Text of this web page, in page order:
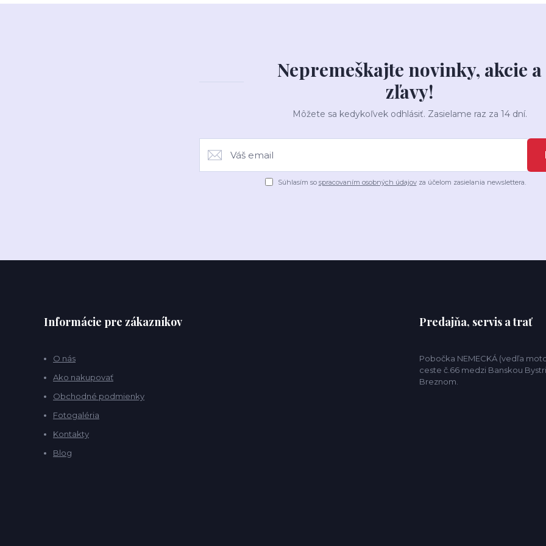
Nepremeškajte novinky, akcie a
zľavy!
Môžete sa kedykoľvek odhlásiť. Zasielame raz za 14 dní.
Súhlasím so spracovaním osobných údajovza účelom zasielania newslettera.
Informácie pre zákazníkov
O nás
Ako nakupovať
Obchodné podmienky
Fotogaléria
Kontakty
Blog
Predajňa, servis a trať
Pobočka NEMECKÁ (vedľa
ceste č.66 medzi Banskou
Breznom.